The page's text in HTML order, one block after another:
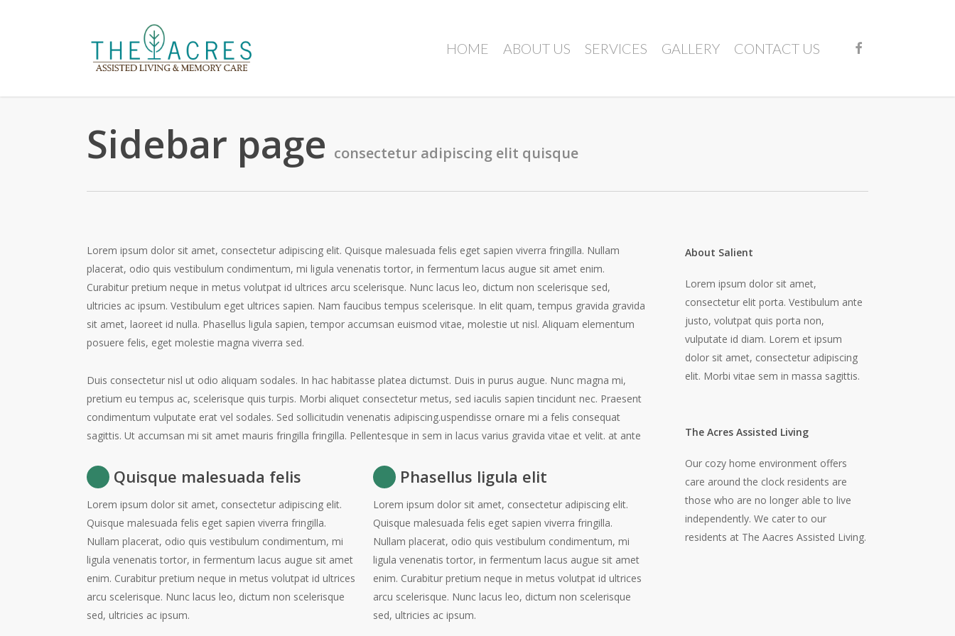
HOME ABOUT US SERVICES GALLERY CONTACT US FACEBOOK
Sidebar page consectetur adipiscing elit quisque
Lorem ipsum dolor sit amet, consectetur adipiscing elit. Quisque malesuada felis eget sapien viverra fringilla. Nullam
placerat, odio quis vestibulum condimentum, mi ligula venenatis tortor, in fermentum lacus augue sit amet enim.
Curabitur pretium neque in metus volutpat id ultrices arcu scelerisque. Nunc lacus leo, dictum non scelerisque sed,
ultricies ac ipsum. Vestibulum eget ultrices sapien. Nam faucibus tempus scelerisque. In elit quam, tempus gravida gravida
sit amet, laoreet id nulla. Phasellus ligula sapien, tempor accumsan euismod vitae, molestie ut nisl. Aliquam elementum
posuere felis, eget molestie magna viverra sed.
Duis consectetur nisl ut odio aliquam sodales. In hac habitasse platea dictumst. Duis in purus augue. Nunc magna mi,
pretium eu tempus ac, scelerisque quis turpis. Morbi aliquet consectetur metus, sed iaculis sapien tincidunt nec. Praesent
condimentum vulputate erat vel sodales. Sed sollicitudin venenatis adipiscing.uspendisse ornare mi a felis consequat
sagittis. Ut accumsan mi sit amet mauris fringilla fringilla. Pellentesque in sem in lacus varius gravida vitae et velit. at ante
Quisque malesuada felis
Lorem ipsum dolor sit amet, consectetur adipiscing elit.
Quisque malesuada felis eget sapien viverra fringilla.
Nullam placerat, odio quis vestibulum condimentum, mi
ligula venenatis tortor, in fermentum lacus augue sit amet
enim. Curabitur pretium neque in metus volutpat id ultrices
arcu scelerisque. Nunc lacus leo, dictum non scelerisque
sed, ultricies ac ipsum.
Phasellus ligula elit
Lorem ipsum dolor sit amet, consectetur adipiscing elit.
Quisque malesuada felis eget sapien viverra fringilla.
Nullam placerat, odio quis vestibulum condimentum, mi
ligula venenatis tortor, in fermentum lacus augue sit amet
enim. Curabitur pretium neque in metus volutpat id ultrices
arcu scelerisque. Nunc lacus leo, dictum non scelerisque
sed, ultricies ac ipsum.
About Salient
Lorem ipsum dolor sit amet,
consectetur elit porta. Vestibulum ante
justo, volutpat quis porta non,
vulputate id diam. Lorem et ipsum
dolor sit amet, consectetur adipiscing
elit. Morbi vitae sem in massa sagittis.
The Acres Assisted Living
Our cozy home environment offers
care around the clock residents are
those who are no longer able to live
independently. We cater to our
residents at The Aacres Assisted Living.